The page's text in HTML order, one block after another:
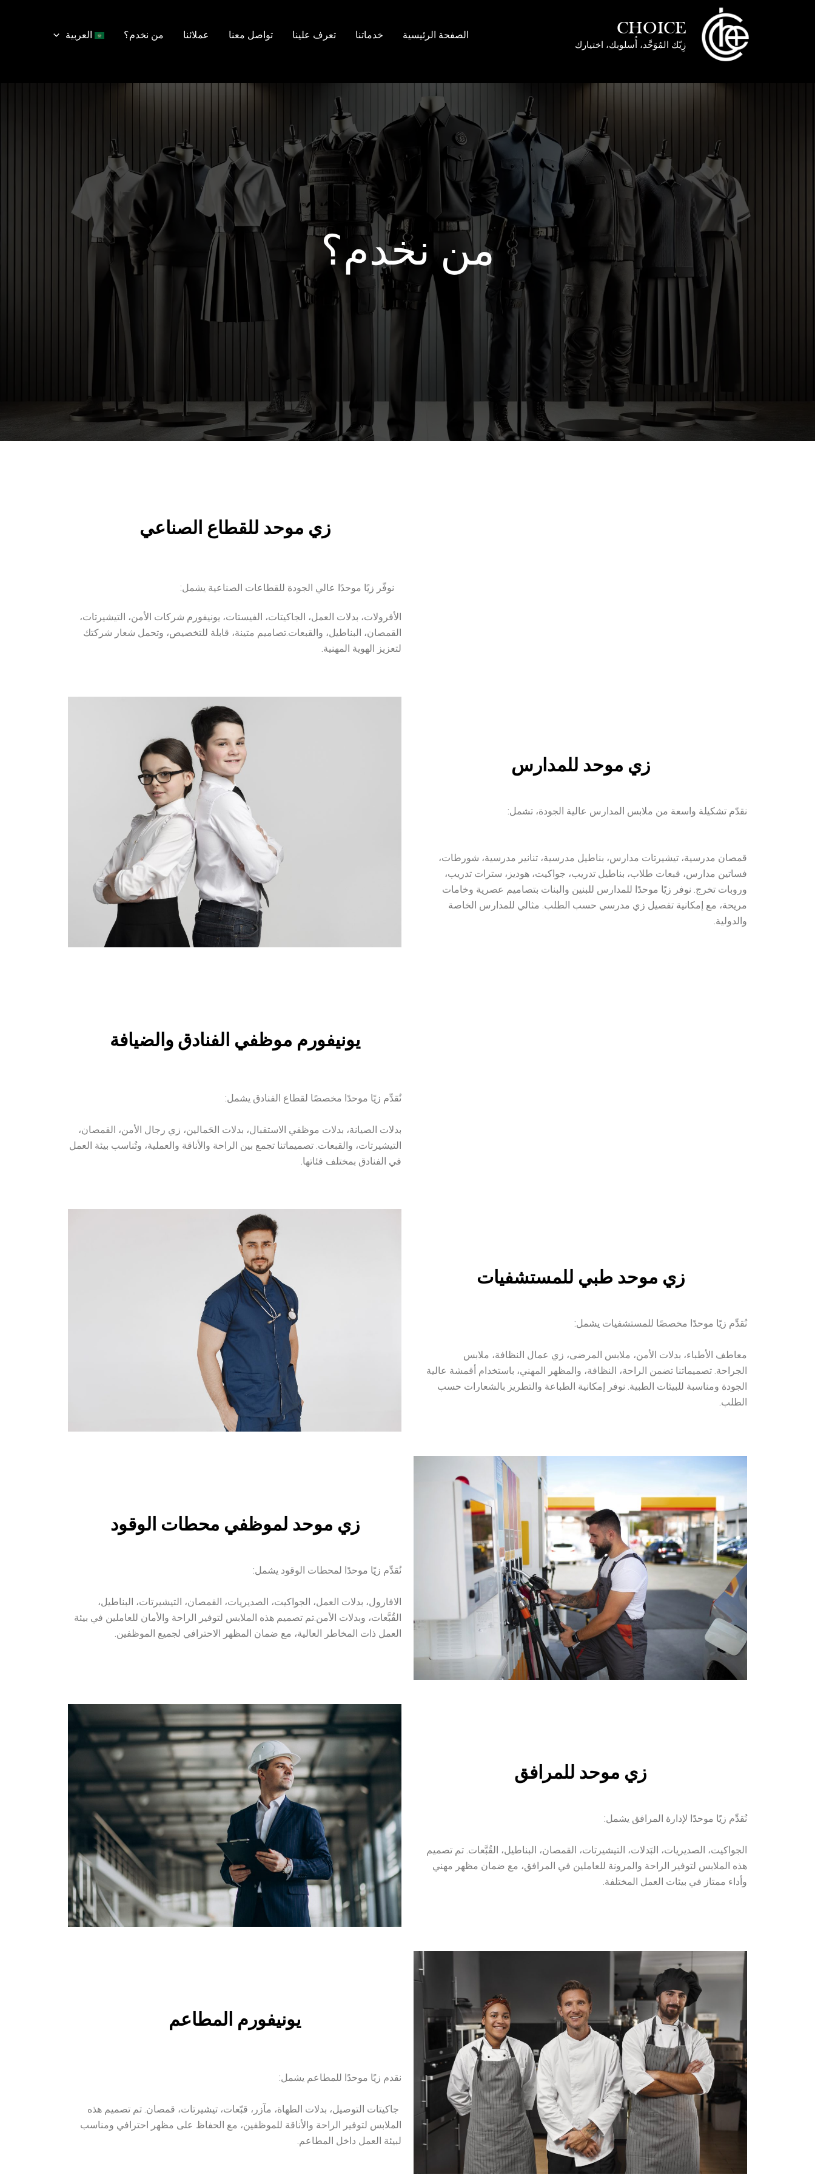
CHOICE
زِيّك المُوَحَّد، أُسلوبك، اختيارك
الصفحة الرئيسية خدماتنا تعرف علينا تواصل معنا عملائنا من نخدم؟ العربية
من نخدم؟
زي موحد للقطاع الصناعي
نوفّر زيًا موحدًا عالي الجودة للقطاعات الصناعية يشمل:
الأفرولات، بدلات العمل، الجاكيتات، الفيستات، يونيفورم شركات الأمن، التيشيرتات،
القمصان، البناطيل، والقبعات.تصاميم متينة، قابلة للتخصيص، وتحمل شعار شركتك
لتعزيز الهوية المهنية.
زي موحد للمدارس
نقدّم تشكيلة واسعة من ملابس المدارس عالية الجودة، تشمل:
قمصان مدرسية، تيشيرتات مدارس، بناطيل مدرسية، تنانير مدرسية، شورطات،
فساتين مدارس، قبعات طلاب، بناطيل تدريب، جواكيت، هوديز، سترات تدريب،
وروبات تخرج. نوفر زيًا موحدًا للمدارس للبنين والبنات بتصاميم عصرية وخامات
مريحة، مع إمكانية تفصيل زي مدرسي حسب الطلب. مثالي للمدارس الخاصة
والدولية.
يونيفورم موظفي الفنادق والضيافة
نُقدِّم زيًا موحدًا مخصصًا لقطاع الفنادق يشمل:
بدلات الصيانة، بدلات موظفي الاستقبال، بدلات الحَمالين، زي رجال الأمن، القمصان،
التيشيرتات، والقبعات. تصميماتنا تجمع بين الراحة والأناقة والعملية، وتُناسب بيئة العمل
في الفنادق بمختلف فئاتها.
زي موحد طبي للمستشفيات
نُقدِّم زيًا موحدًا مخصصًا للمستشفيات يشمل:
معاطف الأطباء، بدلات الأمن، ملابس المرضى، زي عمال النظافة، ملابس
الجراحة. تصميماتنا تضمن الراحة، النظافة، والمظهر المهني، باستخدام أقمشة عالية
الجودة ومناسبة للبيئات الطبية. نوفر إمكانية الطباعة والتطريز بالشعارات حسب
الطلب.
زي موحد لموظفي محطات الوقود
نُقدِّم زيًا موحدًا لمحطات الوقود يشمل:
الافارول، بدلات العمل، الجواكيت، الصديريات، القمصان، التيشيرتات، البناطيل،
القُبَّعات، وبدلات الأمن. تم تصميم هذه الملابس لتوفير الراحة والأمان للعاملين في بيئة
العمل ذات المخاطر العالية، مع ضمان المظهر الاحترافي لجميع الموظفين.
زي موحد للمرافق
نُقدِّم زيًا موحدًا لإدارة المرافق يشمل:
الجواكيت، الصديريات، البَدلات، التيشيرتات، القمصان، البناطيل، القُبَّعات. تم تصميم
هذه الملابس لتوفير الراحة والمرونة للعاملين في المرافق، مع ضمان مظهر مهني
وأداء ممتاز في بيئات العمل المختلفة.
يونيفورم المطاعم
نقدم زيًا موحدًا للمطاعم يشمل:
جاكيتات التوصيل، بدلات الطهاة، مآزر، قبّعات، تيشيرتات، قمصان. تم تصميم هذه
الملابس لتوفير الراحة والأناقة للموظفين، مع الحفاظ على مظهر احترافي ومناسب
لبيئة العمل داخل المطاعم.